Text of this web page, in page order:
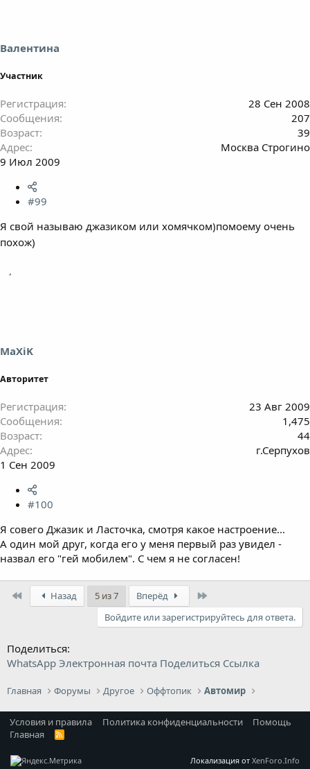
Валентина
Участник
Регистрация
28 Сен 2008
Сообщения
207
Возраст
39
Адрес
Москва Строгино
9 Июл 2009
#99
Я свой называю джазиком или хомячком)помоему очень
похож)
MaXiK
Авторитет
Регистрация
23 Авг 2009
Сообщения
1,475
Возраст
44
Адрес
г.Серпухов
1 Сен 2009
#100
Я совего Джазик и Ласточка, смотря какое настроение...
А один мой друг, когда его у меня первый раз увидел -
назвал его "гей мобилем". С чем я не согласен!
Назад 5 из 7 Вперёд
Войдите или зарегистрируйтесь для ответа.
Поделиться:
WhatsApp Электронная почта Поделиться Ссылка
Главная Форумы Другое Оффтопик Автомир
Условия и правила Политика конфиденциальности
Помощь
Главная
R
Локализация от XenForo.Info